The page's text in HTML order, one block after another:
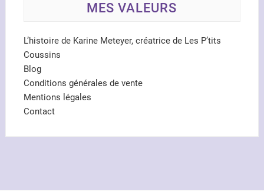
MES VALEURS
L’histoire de Karine Meteyer, créatrice de Les P’tits
Coussins
Blog
Conditions générales de vente
Mentions légales
Contact